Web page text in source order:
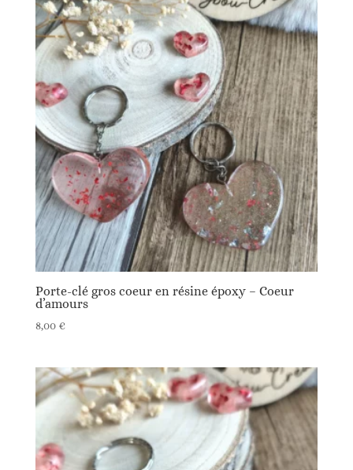
Porte-clé gros coeur en résine époxy – Coeur
d’amours
8,00 €